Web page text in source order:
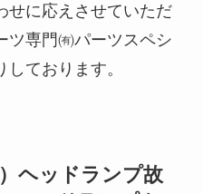
せに応えさせていただ
ツ専門㈲パーツスペシ
ております。
ヘッドランプ故